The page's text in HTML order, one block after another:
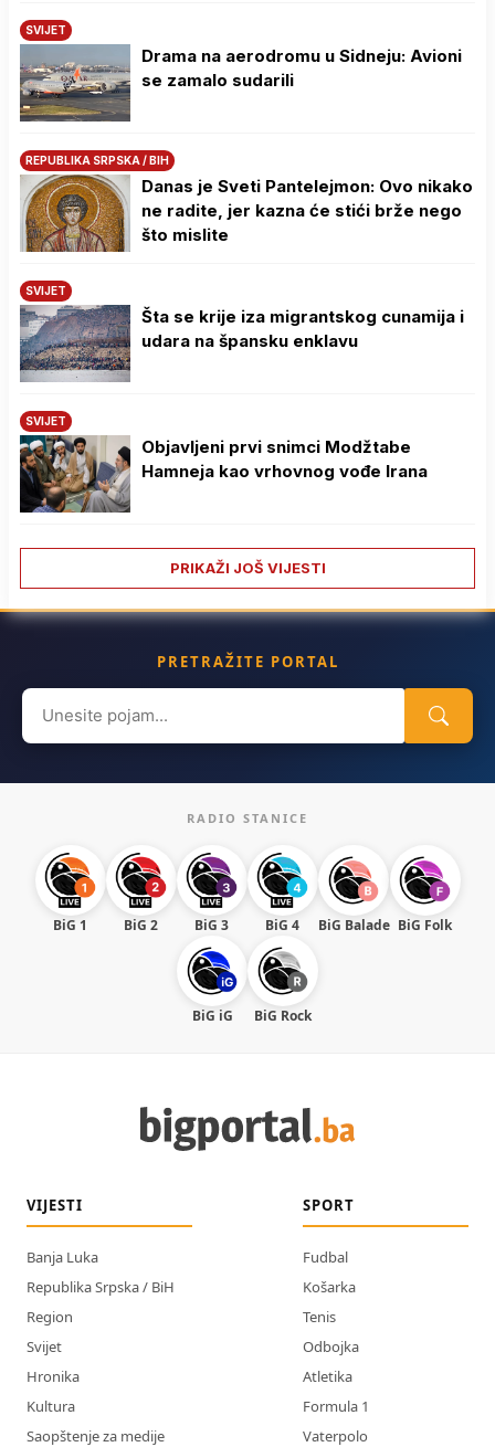
SVIJET
Drama na aerodromu u Sidneju: Avioni
se zamalo sudarili
REPUBLIKA SRPSKA / BIH
Danas je Sveti Pantelejmon: Ovo nikako
ne radite, jer kazna će stići brže nego
što mislite
SVIJET
Šta se krije iza migrantskog cunamija i
udara na špansku enklavu
SVIJET
Objavljeni prvi snimci Modžtabe
Hamneja kao vrhovnog vođe Irana
PRIKAŽI JOŠ VIJESTI
PRETRAŽITE PORTAL
Search
for:
RADIO STANICE
BiG 1 BiG 2 BiG 3 BiG 4 BiG Balade BiG Folk
BiG iG BiG Rock
VIJESTI
Banja Luka
Republika Srpska / BiH
Region
Svijet
Hronika
Kultura
Saopštenje za medije
SPORT
Fudbal
Košarka
Tenis
Odbojka
Atletika
Formula 1
Vaterpolo